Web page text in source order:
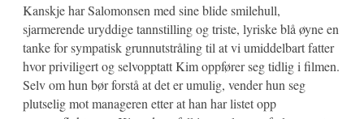
Kanskje har Salomonsen med sine blide smilehull,
sjarmerende uryddige tannstilling og triste, lyriske blå øyne en
tanke for sympatisk grunnutstråling til at vi umiddelbart fatter
hvor priviligert og selvopptatt Kim oppfører seg tidlig i filmen.
Selv om hun bør forstå at det er umulig, vender hun seg
plutselig mot manageren etter at han har listet opp